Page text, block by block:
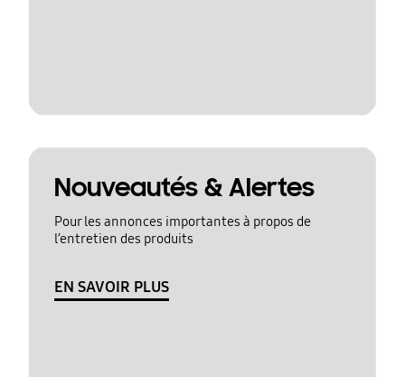
Nouveautés & Alertes
Pour les annonces importantes à propos de
l’entretien des produits
EN SAVOIR PLUS